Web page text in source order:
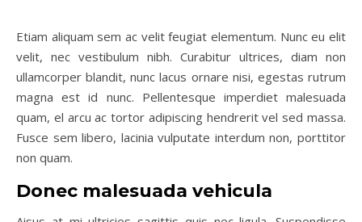
Etiam aliquam sem ac velit feugiat elementum. Nunc eu elit
velit, nec vestibulum nibh. Curabitur ultrices, diam non
ullamcorper blandit, nunc lacus ornare nisi, egestas rutrum
magna est id nunc. Pellentesque imperdiet malesuada
quam, el arcu ac tortor adipiscing hendrerit vel sed massa.
Fusce sem libero, lacinia vulputate interdum non, porttitor
non quam.
Donec malesuada vehicula